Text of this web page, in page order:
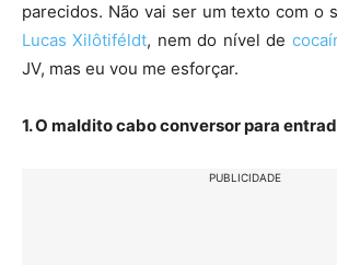
parecidos. Não vai ser um texto com o
Lucas Xilôtiféldt, nem do nível de
JV, mas eu vou me esforçar.
1. O maldito cabo conversor para
PUBLICIDADE